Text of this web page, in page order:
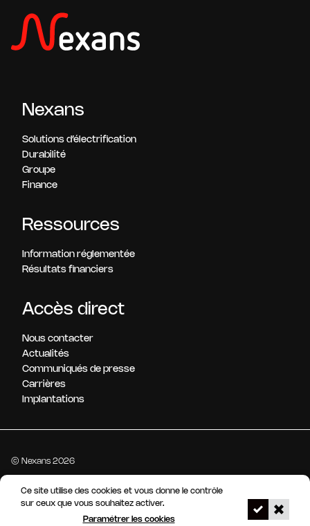
Nexans
Solutions d’électrification
Durabilité
Groupe
Finance
Ressources
Information réglementée
Résultats financiers
Accès direct
Nous contacter
Actualités
Communiqués de presse
Carrières
Implantations
© Nexans 2026
Gestion des cookies
Accessibilité : non conforme
Notre dispositif d'alerte
Ce site utilise des cookies et vous donne le contrôle
sur ceux que vous souhaitez activer.
Paramétrer les cookies